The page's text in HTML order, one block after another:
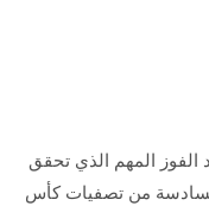
الفوز المهم الذي تحقق
من تصفيات كأس